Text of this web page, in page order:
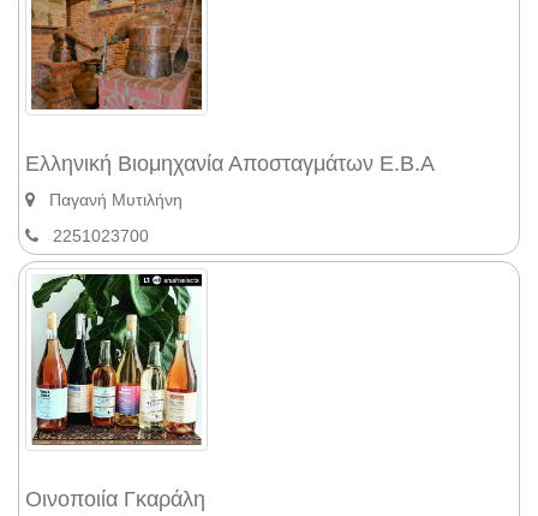
Ελληνική Βιομηχανία Αποσταγμάτων Ε.Β.Α
Παγανή Μυτιλήνη
2251023700
Οινοποιία Γκαράλη